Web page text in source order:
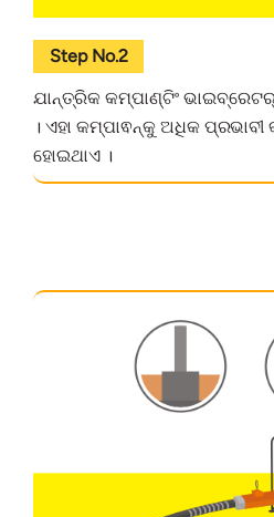
Step No.2
ଯାନ୍ତ୍ରିକ କମ୍ପାଣ୍ଟିଂ ଭାଇବ୍ରେଟର୍‌
। ଏହା କମ୍ପାଵନ୍‌କୁ ଅଧିକ
ହୋଇଥାଏ ।